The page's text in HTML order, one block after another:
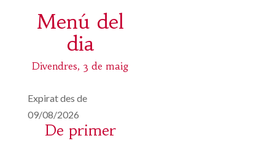
Menú del
dia
Divendres, 3 de maig
Expirat des de
09/08/2026
De primer